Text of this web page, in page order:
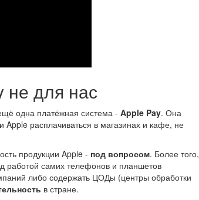
не для нас
одна платёжная система - Apple Pay. Она
расплачиваться в магазинах и кафе, не
продукции Apple - под вопросом. Более того,
работой самих телефонов и планшетов
либо содержать ЦОДы (центры обработки
в стране.